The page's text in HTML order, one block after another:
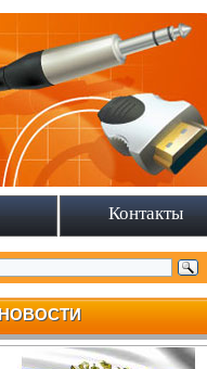
Контакты
НОВОСТИ